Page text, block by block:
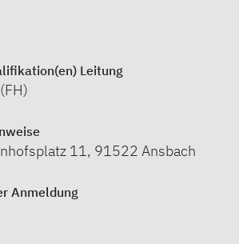
Leitung
11, 91522 Ansbach
Anmeldung